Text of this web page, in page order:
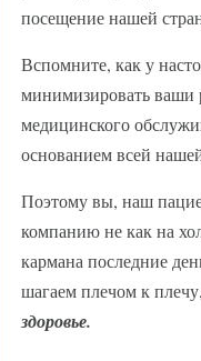
посещение нашей
Вспомните, как у
минимизировать ваши
медицинского
основанием всей
Поэтому вы, наш
компанию не как на
кармана последние
шагаем плечом к
здоровье.